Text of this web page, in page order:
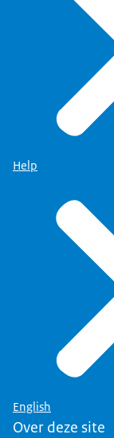
Help
English
Over deze site